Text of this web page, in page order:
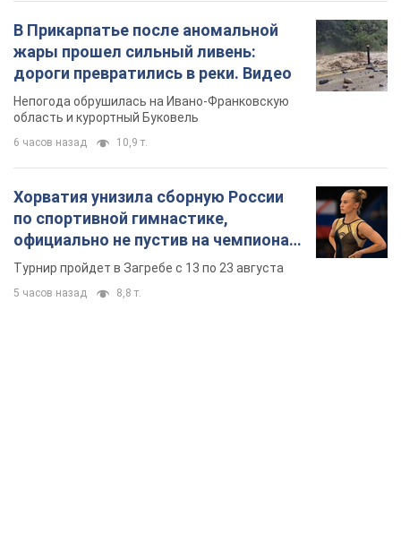
В Прикарпатье после аномальной
жары прошел сильный ливень:
дороги превратились в реки. Видео
Непогода обрушилась на Ивано-Франковскую
область и курортный Буковель
6 часов назад 10,9 т.
Хорватия унизила сборную России
по спортивной гимнастике,
официально не пустив на чемпионат
Европы основных спортсменов
Турнир пройдет в Загребе с 13 по 23 августа
5 часов назад 8,8 т.